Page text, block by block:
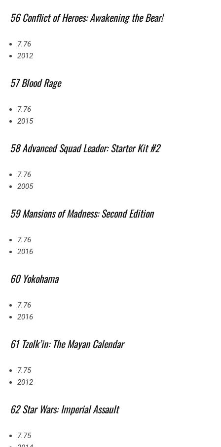
56 Conflict of Heroes: Awakening the Bear!
7.76
2012
57 Blood Rage
7.76
2015
58 Advanced Squad Leader: Starter Kit #2
7.76
2005
59 Mansions of Madness: Second Edition
7.76
2016
60 Yokohama
7.76
2016
61 Tzolk’in: The Mayan Calendar
7.75
2012
62 Star Wars: Imperial Assault
7.75